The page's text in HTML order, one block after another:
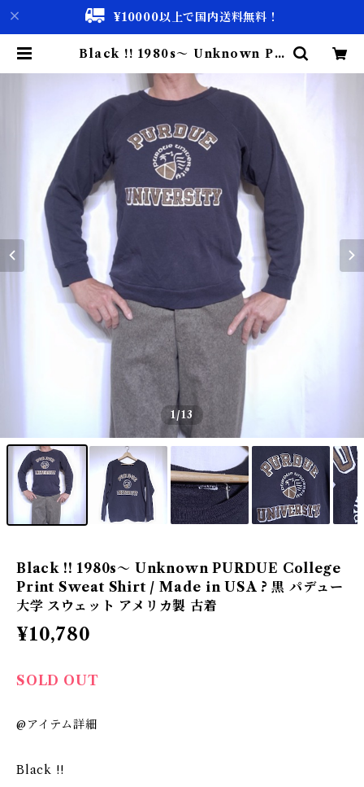
¥10000以上で国内送料無料！
Black !! 1980s〜 Unknown PU
hirt / Made in USA ? 黒 パデュ
ー 大学 スウェット アメリカ製 古着
| 古着屋 仙台 biscco【古着 & Vi
1/13
Black !! 1980s〜 Unknown PURDUE College
Print Sweat Shirt / Made in USA ? 黒 パデュー
大学 スウェット アメリカ製 古着
¥10,780
SOLD OUT
@アイテム詳細
Black !!